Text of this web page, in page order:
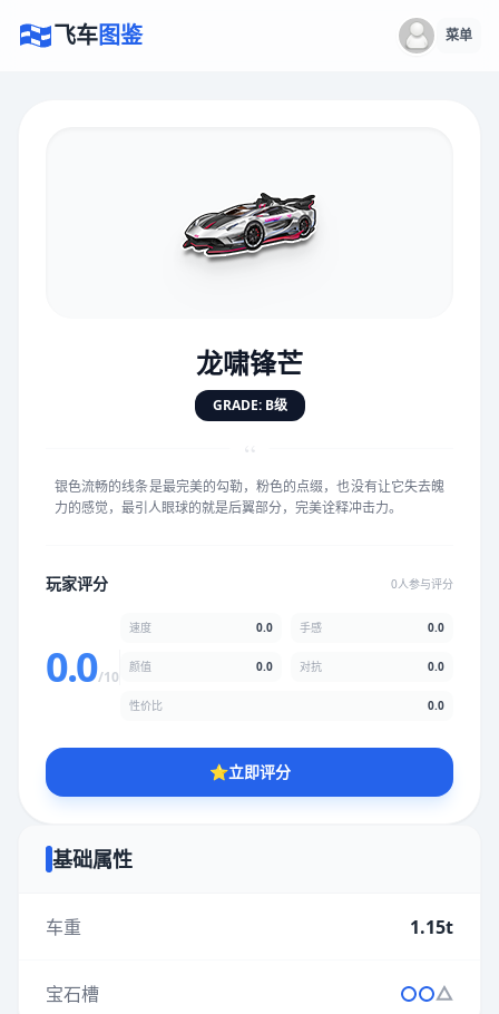
飞车图鉴 菜单
龙啸锋芒
GRADE: B级
“
银色流畅的线条是最完美的勾勒，粉色的点缀，也没有让它失去魄
力的感觉，最引人眼球的就是后翼部分，完美诠释冲击力。
玩家评分 0人参与评分
0.0/10
速度 0.0 手感 0.0
颜值 0.0 对抗 0.0
性价比 0.0
⭐立即评分
基础属性
车重 1.15t
宝石槽
★★★★★★
手感 5.0分
★★ ★ ★
性价比
★★★★★★★★★★